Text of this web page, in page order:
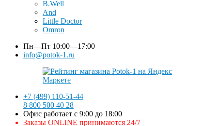
B.Well
And
Little Doctor
Omron
Пн—Пт 10:00—17:00
info@potok-1.ru
+7 (499) 110-51-44
8 800 500 40 28
Офис работает с 9:00 до 18:00
Заказы ONLINE принимаются 24/7